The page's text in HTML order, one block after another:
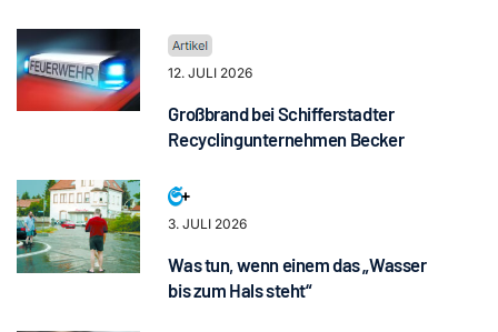
12. JULI 2026
Großbrand bei Schifferstadter
Recyclingunternehmen Becker
3. JULI 2026
Was tun, wenn einem das „Wasser
bis zum Hals steht“